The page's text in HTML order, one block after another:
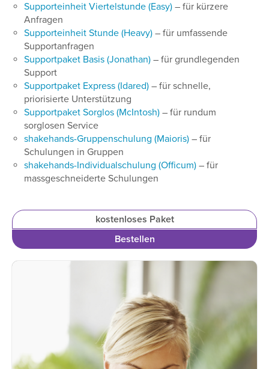
Supporteinheit Viertelstunde (Easy) – für kürzere
Anfragen
Supporteinheit Stunde (Heavy) – für umfassende
Supportanfragen
Supportpaket Basis (Jonathan) – für grundlegenden
Support
Supportpaket Express (Idared) – für schnelle,
priorisierte Unterstützung
Supportpaket Sorglos (McIntosh) – für rundum
sorglosen Service
shakehands-Gruppenschulung (Maioris) – für
Schulungen in Gruppen
shakehands-Individualschulung (Officum) – für
massgeschneiderte Schulungen
kostenloses Paket
Bestellen